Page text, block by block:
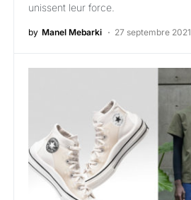
unissent leur force.
by Manel Mebarki 27 septembre 2021